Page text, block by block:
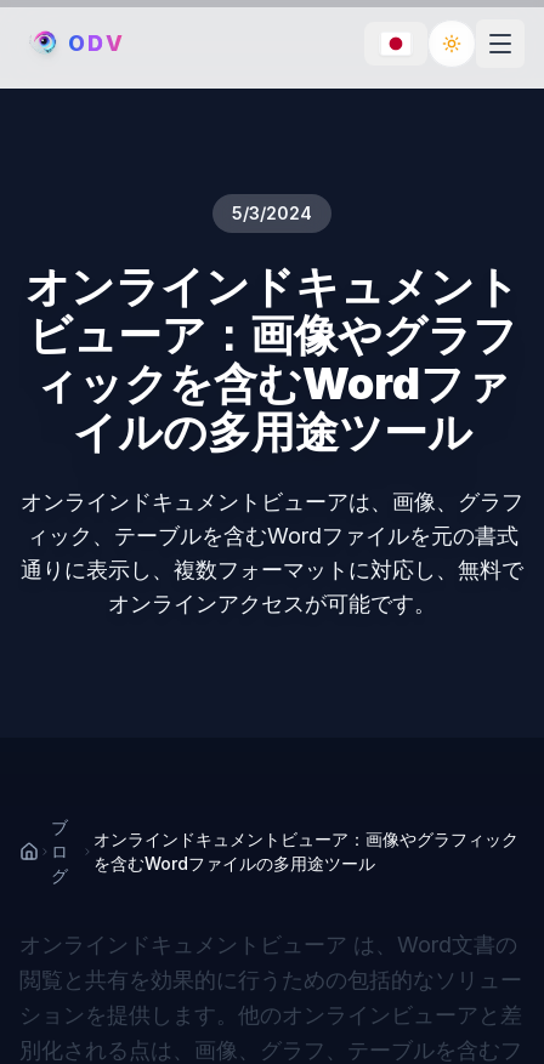
ODV Toggle
5/3/2024
オンラインドキュメント
ビューア：画像やグラフ
ィックを含むWordファ
イルの多用途ツール
オンラインドキュメントビューアは、画像、グラフ
ィック、テーブルを含むWordファイルを元の書式
通りに表示し、複数フォーマットに対応し、無料で
オンラインアクセスが可能です。
ブ
ロ
グ
オンラインドキュメントビューア：画像やグラフィック
を含むWordファイルの多用途ツール
オンラインドキュメントビューア は、Word文書の
閲覧と共有を効果的に行うための包括的なソリュー
ションを提供します。他のオンラインビューアと差
別化される点は、画像、グラフ、テーブルを含むフ